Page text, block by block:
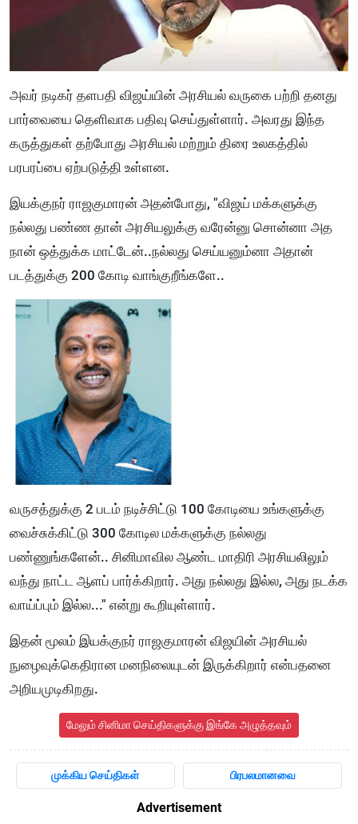
அவர் நடிகர் தளபதி விஜய்யின் அரசியல் வருகை பற்றி தனது
பார்வையை தெளிவாக பதிவு செய்துள்ளார். அவரது இந்த
கருத்துகள் தற்போது அரசியல் மற்றும் திரை உலகத்தில்
பரபரப்பை ஏற்படுத்தி உள்ளன.
இயக்குநர் ராஜகுமாரன் அதன்போது, "விஜய் மக்களுக்கு
நல்லது பண்ண தான் அரசியலுக்கு வரேன்னு சொன்னா அத
நான் ஒத்துக்க மாட்டேன்..நல்லது செய்யனும்னா அதான்
படத்துக்கு 200 கோடி வாங்குறீங்களே..
வருசத்துக்கு 2 படம் நடிச்சிட்டு 100 கோடியை உங்களுக்கு
வைச்சுக்கிட்டு 300 கோடில மக்களுக்கு நல்லது
பண்ணுங்களேன்.. சினிமாவில ஆண்ட மாதிரி அரசியலிலும்
வந்து நாட்ட ஆளப் பார்க்கிறார். அது நல்லது இல்ல, அது நடக்க
வாய்ப்பும் இல்ல..." என்று கூறியுள்ளார்.
இதன் மூலம் இயக்குநர் ராஜகுமாரன் விஜயின் அரசியல்
நுழைவுக்கெதிரான மனநிலையுடன் இருக்கிறார் என்பதனை
அறியமுடிகிறது.
மேலும் சினிமா செய்திகளுக்கு இங்கே அழுத்தவும்
முக்கிய செய்திகள் பிரபலமானவை
Advertisement